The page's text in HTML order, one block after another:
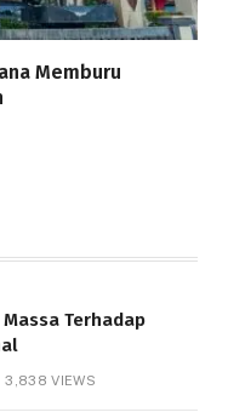
Memburu
Terhadap
3,838VIEWS